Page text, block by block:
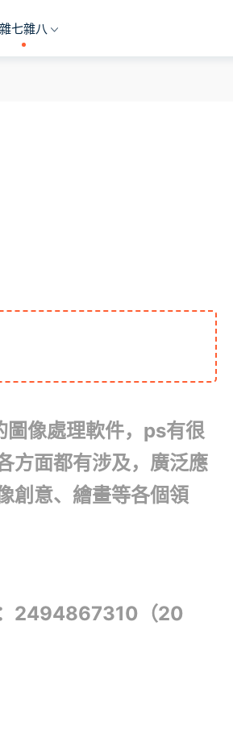
雜七雜八
像處理軟件，ps有很
方面都有涉及，廣泛應
創意、繪畫等各個領
：2494867310（20